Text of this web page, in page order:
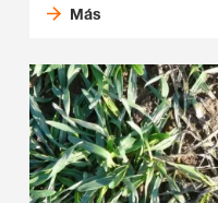
Más